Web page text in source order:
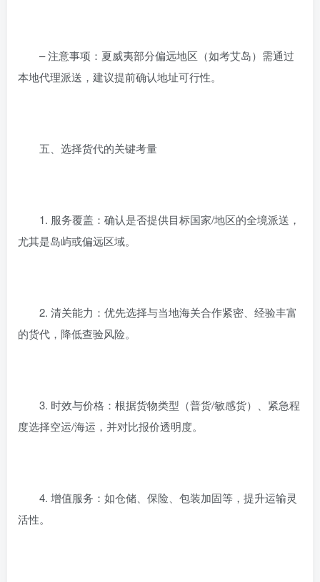
– 注意事项：夏威夷部分偏远地区（如考艾岛）需通过
本地代理派送，建议提前确认地址可行性。
五、选择货代的关键考量
1. 服务覆盖：确认是否提供目标国家/地区的全境派送，
尤其是岛屿或偏远区域。
2. 清关能力：优先选择与当地海关合作紧密、经验丰富
的货代，降低查验风险。
3. 时效与价格：根据货物类型（普货/敏感货）、紧急程
度选择空运/海运，并对比报价透明度。
4. 增值服务：如仓储、保险、包装加固等，提升运输灵
活性。